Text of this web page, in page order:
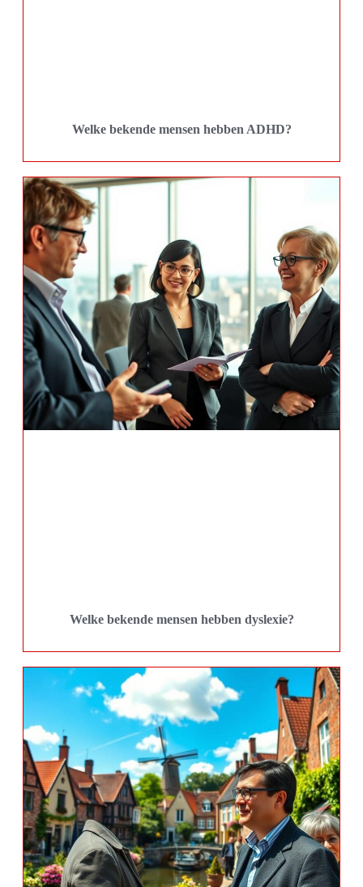
Welke bekende mensen hebben ADHD?
Welke bekende mensen hebben dyslexie?